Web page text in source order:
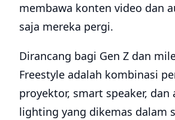
membawa konten video dan
saja mereka pergi.
Dirancang bagi Gen Z dan
Freestyle adalah kombinasi
proyektor, smart speaker, dan
lighting yang dikemas dalam